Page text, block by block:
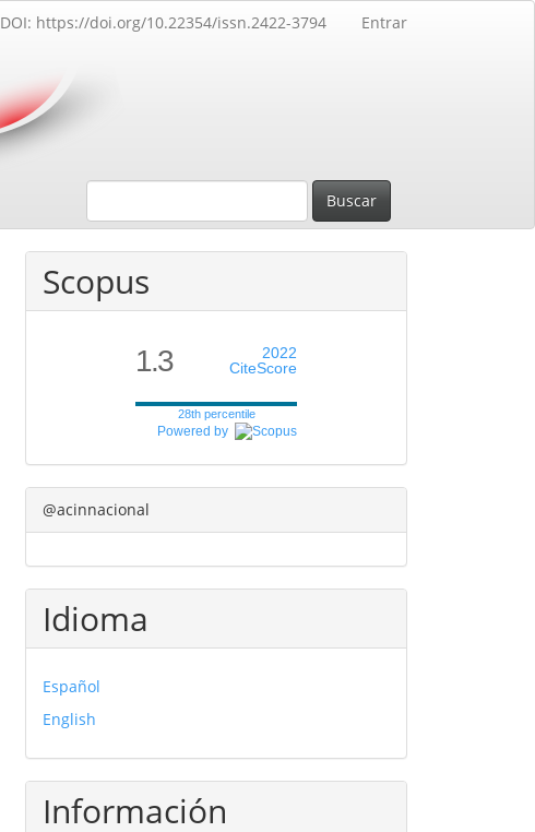
DOI: https://doi.org/10.22354/issn.2422-3794 Entrar
Buscar
Scopus
1.3
2022
CiteScore
28th percentile
Powered by
@acinnacional
Idioma
Español
English
Información